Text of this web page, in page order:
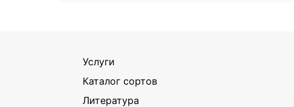
Услуги
Каталог сортов
Литература